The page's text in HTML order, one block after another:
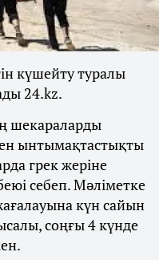
күшейту туралы
24.kz.
шекараларды
ынтымақтастықты
грек жеріне
себеп. Мәліметке
күн сайын
соңғы 4 күнде